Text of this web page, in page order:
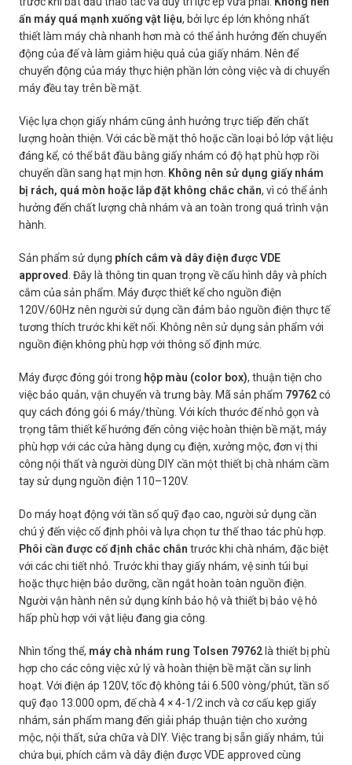
ấn máy quá mạnh xuống vật liệu, bởi lực ép lớn không nhất
thiết làm máy chà nhanh hơn mà có thể ảnh hưởng đến chuyển
động của đế và làm giảm hiệu quả của giấy nhám. Nên để
chuyển động của máy thực hiện phần lớn công việc và di chuyển
máy đều tay trên bề mặt.
Việc lựa chọn giấy nhám cũng ảnh hưởng trực tiếp đến chất
lượng hoàn thiện. Với các bề mặt thô hoặc cần loại bỏ lớp vật liệu
đáng kể, có thể bắt đầu bằng giấy nhám có độ hạt phù hợp rồi
chuyển dần sang hạt mịn hơn. Không nên sử dụng giấy nhám
bị rách, quá mòn hoặc lắp đặt không chắc chắn, vì có thể ảnh
hưởng đến chất lượng chà nhám và an toàn trong quá trình vận
hành.
Sản phẩm sử dụng phích cắm và dây điện được VDE
approved . Đây là thông tin quan trọng về cấu hình dây và phích
cắm của sản phẩm. Máy được thiết kế cho nguồn điện
120V/60Hz nên người sử dụng cần đảm bảo nguồn điện thực tế
tương thích trước khi kết nối. Không nên sử dụng sản phẩm với
nguồn điện không phù hợp với thông số định mức.
Máy được đóng gói trong hộp màu (color box), thuận tiện cho
việc bảo quản, vận chuyển và trưng bày. Mã sản phẩm 79762có
quy cách đóng gói 6 máy/thùng. Với kích thước đế nhỏ gọn và
trọng tâm thiết kế hướng đến công việc hoàn thiện bề mặt, máy
phù hợp với các cửa hàng dụng cụ điện, xưởng mộc, đơn vị thi
công nội thất và người dùng DIY cần một thiết bị chà nhám cầm
tay sử dụng nguồn điện 110–120V.
Do máy hoạt động với tần số quỹ đạo cao, người sử dụng cần
chú ý đến việc cố định phôi và lựa chọn tư thế thao tác phù hợp.
Phôi cần được cố định chắc chắn trước khi chà nhám, đặc biệt
với các chi tiết nhỏ. Trước khi thay giấy nhám, vệ sinh túi bụi
hoặc thực hiện bảo dưỡng, cần ngắt hoàn toàn nguồn điện.
Người vận hành nên sử dụng kính bảo hộ và thiết bị bảo vệ hô
hấp phù hợp với vật liệu đang gia công.
Nhìn tổng thể, máy chà nhám rung Tolsen 79762 là thiết bị phù
hợp cho các công việc xử lý và hoàn thiện bề mặt cần sự linh
hoạt. Với điện áp 120V, tốc độ không tải 6.500 vòng/phút, tần số
quỹ đạo 13.000 opm, đế chà 4 × 4-1/2 inch và cơ cấu kẹp giấy
nhám, sản phẩm mang đến giải pháp thuận tiện cho xưởng
mộc, nội thất, sửa chữa và DIY. Việc trang bị sẵn giấy nhám, túi
chứa bụi, phích cắm và dây điện được VDE approved cùng